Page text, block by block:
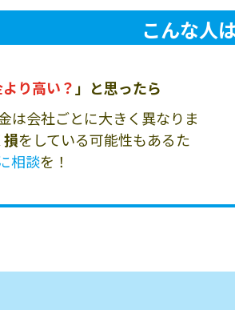
こんな人
り高い？ 」と思ったら
は会社ごとに大きく異なりま
をしている可能性もあるた
相談を！